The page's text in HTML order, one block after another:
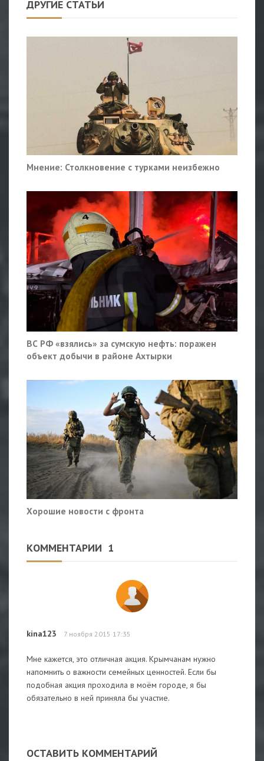
ДРУГИЕ СТАТЬИ
Мнение: Столкновение с турками неизбежно
ВС РФ «взялись» за сумскую нефть: поражен
объект добычи в районе Ахтырки
Хорошие новости с фронта
КОММЕНТАРИИ 1
kina123 7 ноября 2015 17:35
Мне кажется, это отличная акция. Крымчанам нужно
напомнить о важности семейных ценностей. Если бы
подобная акция проходила в моём городе, я бы
обязательно в ней приняла бы участие.
ОСТАВИТЬ КОММЕНТАРИЙ